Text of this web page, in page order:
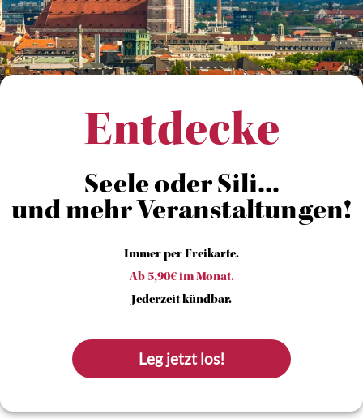
Entdecke
Seele oder Sili...
und mehr Veranstaltungen!
Immer per Freikarte.
Ab 5,90€ im Monat.
Jederzeit kündbar.
Leg jetzt los!